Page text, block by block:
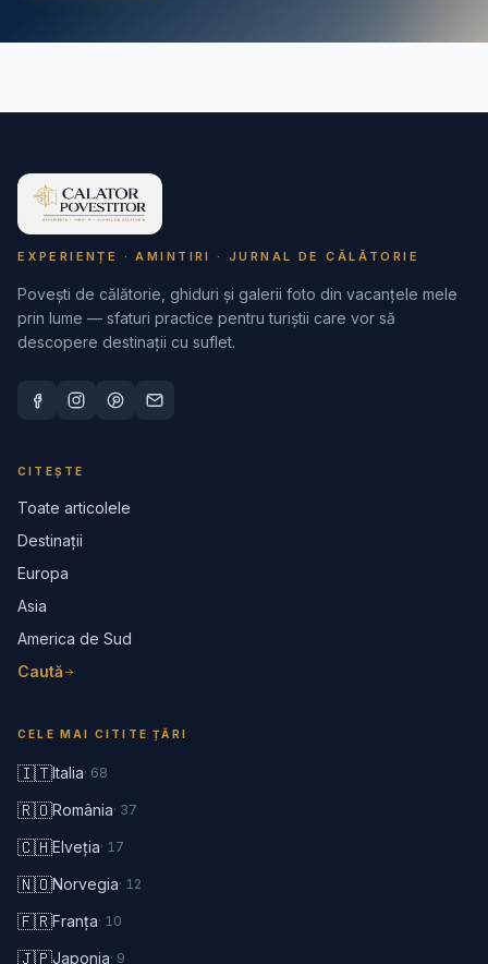
EXPERIENȚE · AMINTIRI · JURNAL DE CĂLĂTORIE
Povești de călătorie, ghiduri și galerii foto din vacanțele mele
prin lume — sfaturi practice pentru turiștii care vor să
descopere destinații cu suflet.
CITEȘTE
Toate articolele
Destinații
Europa
Asia
America de Sud
Caută
CELE MAI CITITE ȚĂRI
🇮🇹Italia· 68
🇷🇴România· 37
🇨🇭Elveția· 17
🇳🇴Norvegia· 12
🇫🇷Franța· 10
🇯🇵Japonia· 9